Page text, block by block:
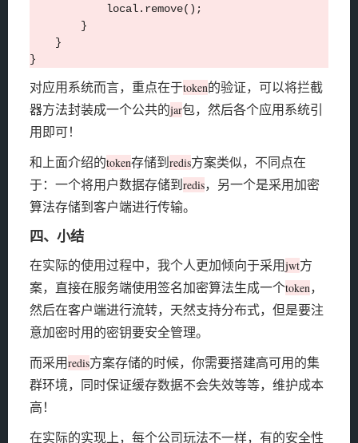
            local.remove();
        }
    }
对应用系统而言，重点在于token的验证，可以将拦截
器方法封装成一个公共的jar包，然后各个应用系统引
用即可！
和上面介绍的token存储到redis方案类似，不同点在
于：一个将用户数据存储到redis，另一个是采用加密
算法存储到客户端进行传输。
四、小结
在实际的使用过程中，我个人更加倾向于采用jwt方
案，直接在服务端使用签名加密算法生成一个token，
然后在客户端进行流转，天然支持分布式，但是要注
意加密时用的密钥要安全管理。
而采用redis方案存储的时候，你需要搭建高可用的集
群环境，同时保证缓存数据不会失效等等，维护成本
高！
在实际的实现上，每个公司玩法不一样，有的安全性